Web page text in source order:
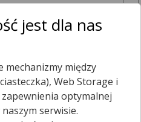
w promieniu25 km , dlatego
do
50 km
jest dla nas
mechanizmy między
Web Storage i
optymalnej
serwisie.